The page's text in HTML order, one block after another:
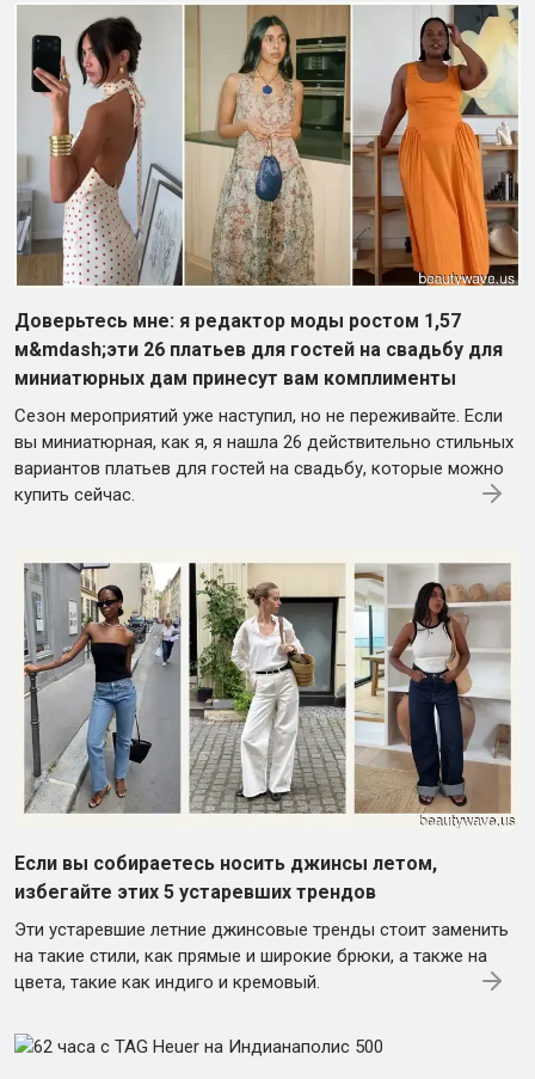
Доверьтесь мне: я редактор моды ростом 1,57
м&mdash;эти 26 платьев для гостей на свадьбу для
миниатюрных дам принесут вам комплименты
Сезон мероприятий уже наступил, но не переживайте. Если
вы миниатюрная, как я, я нашла 26 действительно стильных
вариантов платьев для гостей на свадьбу, которые можно
купить сейчас.
Если вы собираетесь носить джинсы летом,
избегайте этих 5 устаревших трендов
Эти устаревшие летние джинсовые тренды стоит заменить
на такие стили, как прямые и широкие брюки, а также на
цвета, такие как индиго и кремовый.